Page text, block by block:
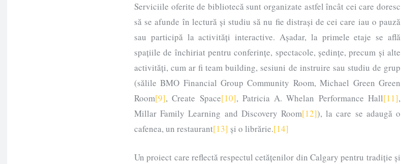
Serviciile oferite de bibliotecă sunt organizate astfel încât cei care doresc
să se afunde în lectură și studiu să nu fie distrași de cei care iau o pauză
sau participă la activități interactive. Așadar, la primele etaje se află
spațiile de închiriat pentru conferințe, spectacole, ședințe, precum și alte
activități, cum ar fi team building, sesiuni de instruire sau studiu de grup
(sălile BMO Financial Group Community Room, Michael Green Green
Room[9], Create Space[10], Patricia A. Whelan Performance Hall[11],
Millar Family Learning and Discovery Room[12]), la care se adaugă o
cafenea, un restaurant[13] și o librărie.[14]
Un proiect care reflectă respectul cetățenilor din Calgary pentru tradiție și